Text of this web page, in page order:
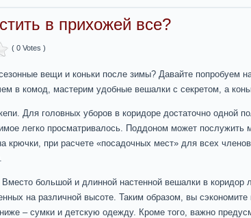
в прихожей все?
( 0 Votes )
вещи и коньки после зимы? Давайте попробуем
в комод, мастерим удобные вешалки с секретом, а
Для головных уборов в коридоре достаточно одной
легко просматривалось. Поддоном может послужить
крючки, при расчете «посадочных мест» для всех
большой и длинной настенной вешалки в коридор
на различной высоте. Таким образом, вы
– сумки и детскую одежду. Кроме того, важно